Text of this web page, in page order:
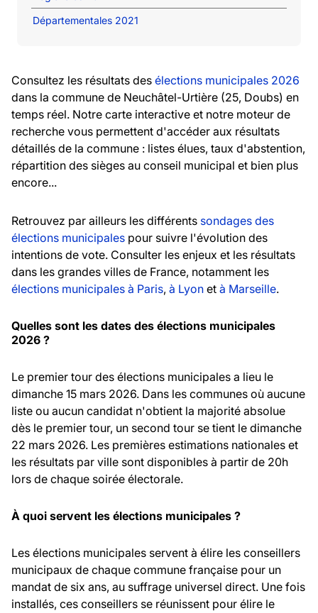
Départementales 2021
Consultez les résultats des élections municipales 2026
dans la commune de Neuchâtel-Urtière (25, Doubs) en
temps réel. Notre carte interactive et notre moteur de
recherche vous permettent d'accéder aux résultats
détaillés de la commune : listes élues, taux d'abstention,
répartition des sièges au conseil municipal et bien plus
encore...
Retrouvez par ailleurs les différents sondages des
élections municipales pour suivre l'évolution des
intentions de vote. Consulter les enjeux et les résultats
dans les grandes villes de France, notamment les
élections municipales à Paris, à Lyon et à Marseille.
Quelles sont les dates des élections municipales
2026 ?
Le premier tour des élections municipales a lieu le
dimanche 15 mars 2026. Dans les communes où aucune
liste ou aucun candidat n'obtient la majorité absolue
dès le premier tour, un second tour se tient le dimanche
22 mars 2026. Les premières estimations nationales et
les résultats par ville sont disponibles à partir de 20h
lors de chaque soirée électorale.
À quoi servent les élections municipales ?
Les élections municipales servent à élire les conseillers
municipaux de chaque commune française pour un
mandat de six ans, au suffrage universel direct. Une fois
installés, ces conseillers se réunissent pour élire le